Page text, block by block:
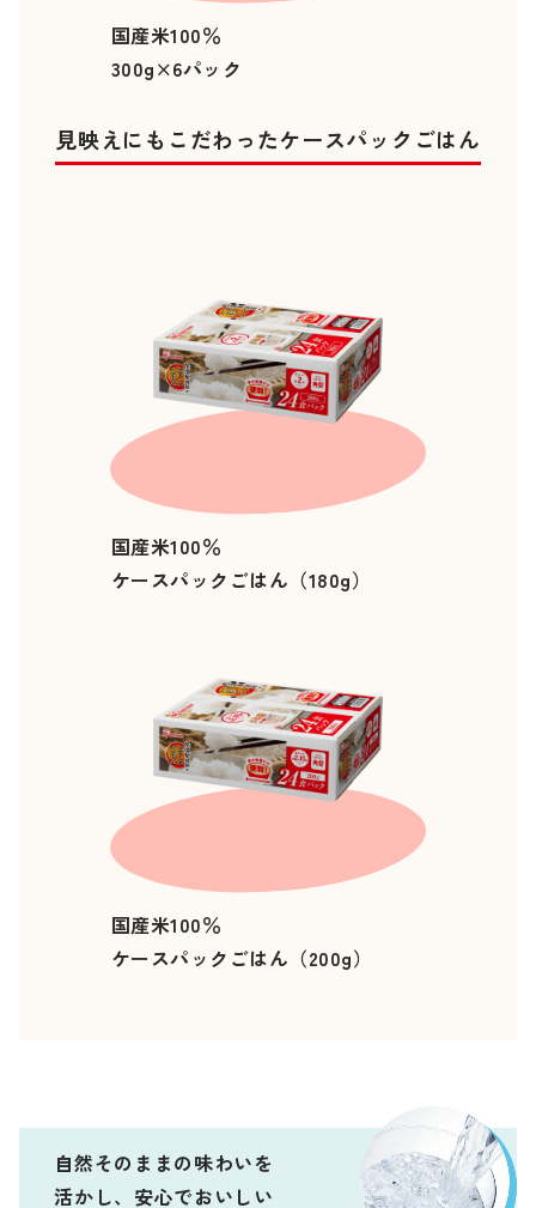
国産米100％
300g×6パック
見映えにもこだわったケースパックごはん
国産米100％
ケースパックごはん（180g）
国産米100％
ケースパックごはん（200g）
自然そのままの味わいを
活かし、安心でおいしい